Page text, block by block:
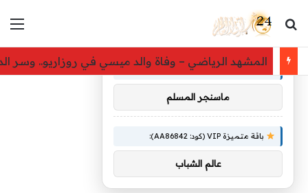
بحث عن
المشهد الرياضي – وفاة والد ميسي في روزاريو.. وسر
توصيات :
باقة متميزة VIP (كود: AA26790):
ماسنجر المسلم
باقة متميزة VIP (كود: AA86842):
عالم الشباب